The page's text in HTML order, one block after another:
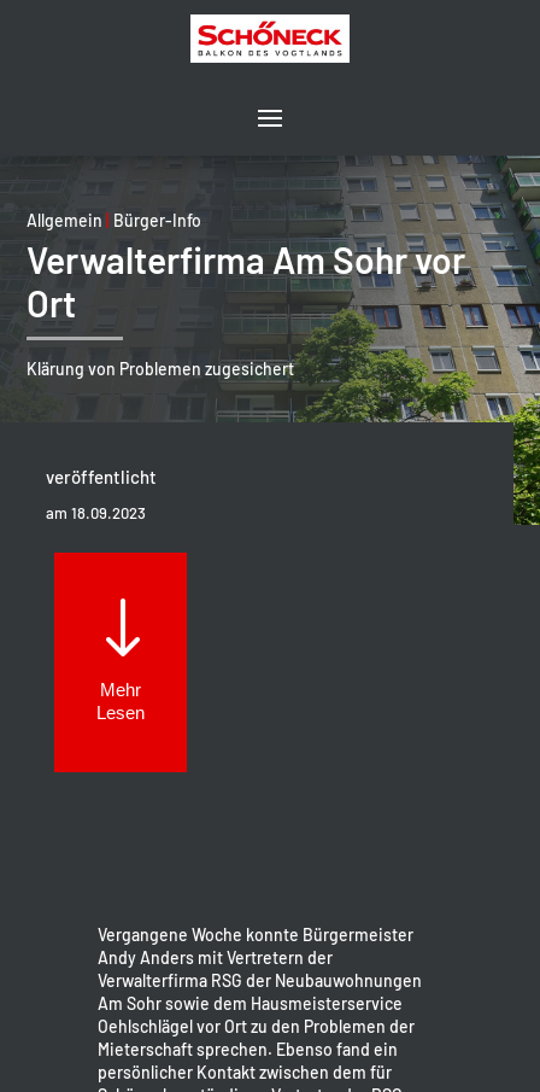
Allgemein Bürger-Info
Verwalterfirma Am Sohr vor
Ort
Klärung von Problemen zugesichert
veröffentlicht
am 18.09.2023
"
Mehr
Lesen
Vergangene Woche konnte Bürgermeister
Andy Anders mit Vertretern der
Verwalterfirma RSG der Neubauwohnungen
Am Sohr sowie dem Hausmeisterservice
Oehlschlägel vor Ort zu den Problemen der
Mieterschaft sprechen. Ebenso fand ein
persönlicher Kontakt zwischen dem für